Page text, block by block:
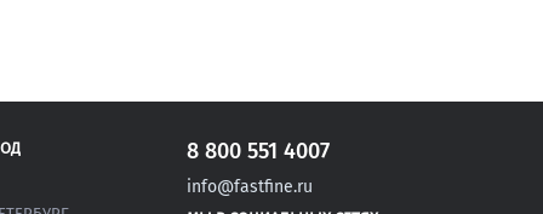
8 800 551 4007
info@fastfine.ru